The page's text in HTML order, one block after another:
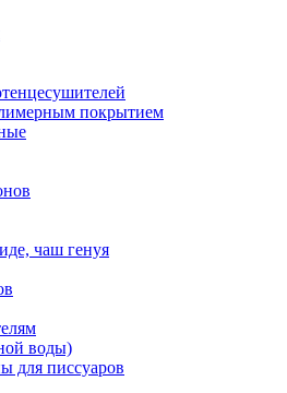
покрытием
чаш генуя
воды)
для писсуаров